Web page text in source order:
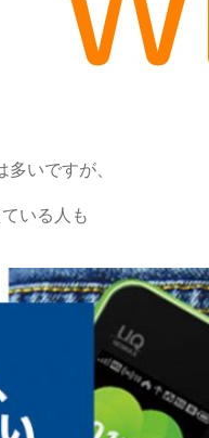
いですが、
いる人も